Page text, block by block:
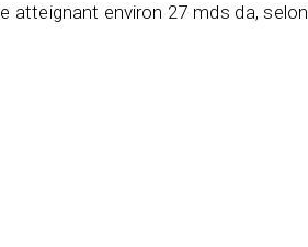
atteignant environ 27 mds da, selon